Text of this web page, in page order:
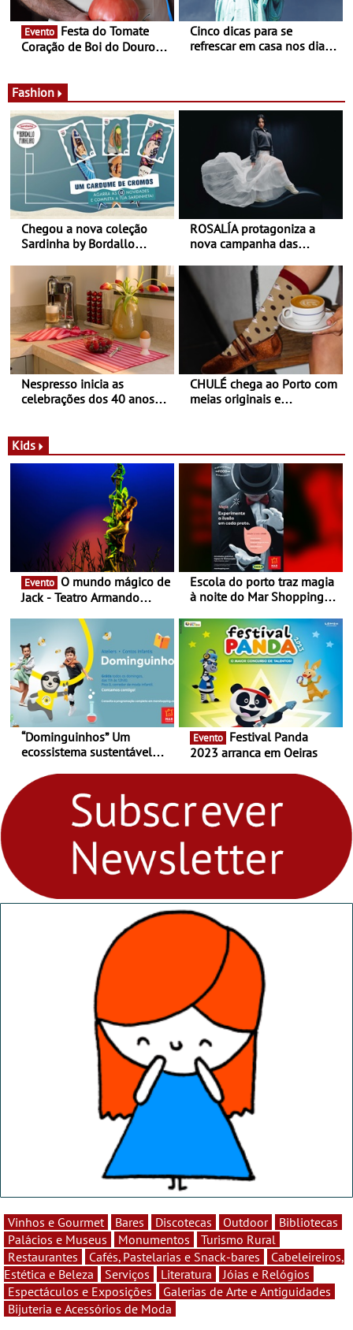
Evento
Coração de Boi do Douro -
Cinco dicas para se
refrescar em casa nos dias
Fashion
Chegou a nova coleção
Sardinha by Bordallo
ROSALÍA protagoniza a
nova campanha das
Balance
Nespresso inicia as
celebrações dos 40 anos
Novas - Edição limitada
Nespresso x Torres Novas
CHULÉ chega ao Porto com
meias originais e
Shopping
Kids
Evento
Jack - Teatro Armando
Escola do porto traz magia
à noite do Mar Shopping
29 de abril, às 21h00
“Dominguinhos” Um
ecossistema sustentável
fores - Atelier de Educação
Ambiental nos
“Dominguinhos” de 23 de
Evento
2023 arranca em Oeiras
Vinhos e Gourmet Bares Discotecas Outdoor
Bibliotecas
Palácios e Museus
Monumentos
Turismo Rural
Restaurantes
Cafés, Pastelarias e Snack-bares
Cabeleireiros,
Estética e Beleza
Serviços Literatura
Jóias e Relógios
Espectáculos e Exposições
Galerias de Arte e Antiguidades
Bijuteria e Acessórios de Moda